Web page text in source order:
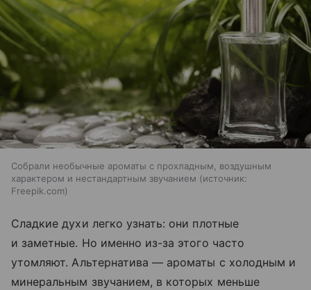
Собрали необычные ароматы с прохладным, воздушным
характером и нестандартным звучанием
источник:
Freepik.com
Сладкие духи легко узнать: они плотные
и заметные. Но именно из-за этого часто
утомляют. Альтернатива — ароматы с холодным и
минеральным звучанием, в которых меньше